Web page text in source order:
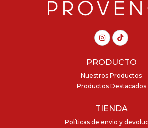
PRODUCTO
Nuestros Productos
Productos Destacados
TIENDA
Políticas de envio y